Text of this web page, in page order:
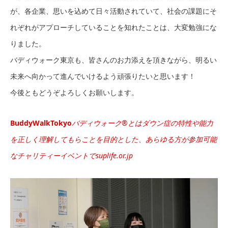
が、各企業、思いを込めて日々活動されていて、社会の課題にそ
れぞれがアプローチしていることを知れたことは、大変勉強にな
りました。
バディウォーク東京も、皆さんのお力添えを頂きながら、明るい
未来へ向かって進んでいけるよう頑張りたいと思います！
今後ともどうぞよろしくお願いします。
BuddyWalkTokyoバディウォーク®とはダウン症の特性や能力
を正しく理解してもらことを目的とした、あらゆる方が参加可能
なチャリティーイベントでsuplife.or.jp